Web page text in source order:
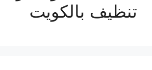
تنظيف بالكويت